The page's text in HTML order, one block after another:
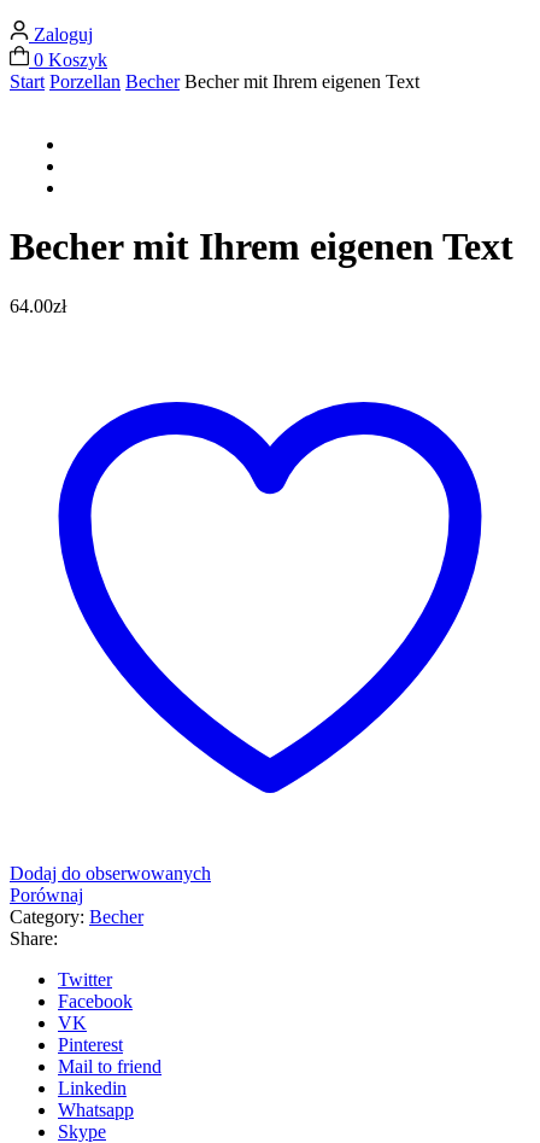
Zaloguj
0 Koszyk
Start Porzellan Becher Becher mit Ihrem eigenen Text
Becher mit Ihrem eigenen Text
64.00zł
Dodaj do obserwowanych
Porównaj
Category: Becher
Share:
Twitter
Facebook
VK
Pinterest
Mail to friend
Linkedin
Whatsapp
Skype